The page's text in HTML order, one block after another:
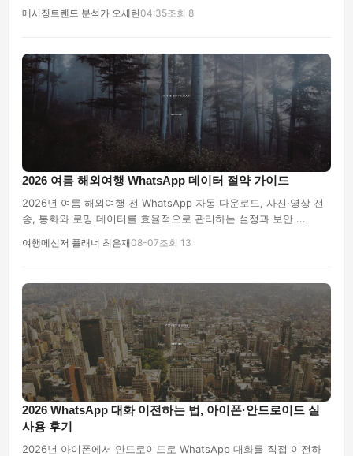
메시징트렌드 분석가 오세린04:35조회 8
2026 여름 해외여행 WhatsApp 데이터 절약 가이드
2026년 여름 해외여행 전 WhatsApp 자동 다운로드, 사진·영상 전
송, 통화와 로밍 데이터를 효율적으로 관리하는 설정과 보안 ...
여행메신저 플래너 최은재08-07조회 13
2026 WhatsApp 대화 이전하는 법, 아이폰·안드로이드 실
사용 후기
2026년 아이폰에서 안드로이드로 WhatsApp 대화를 직접 이전하